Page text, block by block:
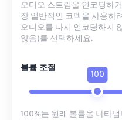
오디오 스트림을 인코딩하
장 일반적인 코덱을 사용하
오디오를 다시 인코딩하지
않음)를 선택하세요.
볼륨 조절
100
100%는 원래 볼륨을 나타